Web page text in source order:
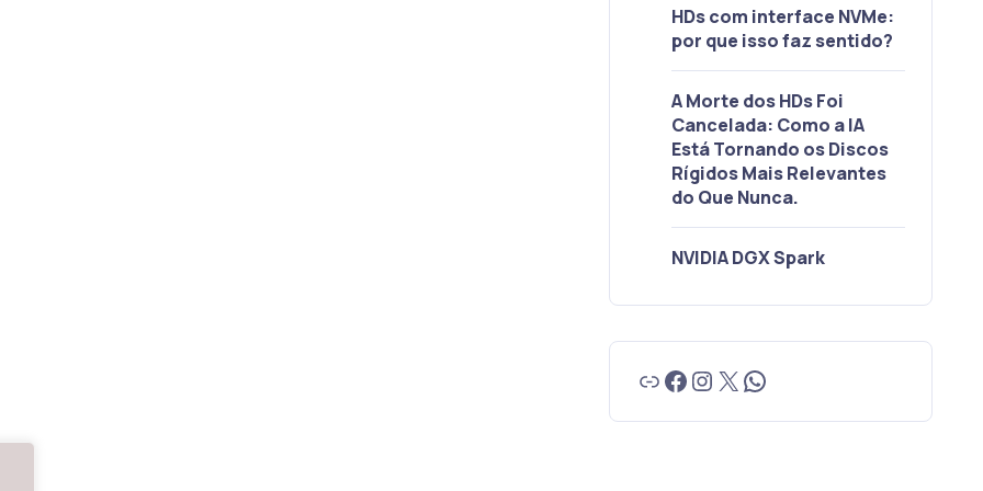
HDs com interface NVMe:
por que isso faz sentido?
A Morte dos HDs Foi
Cancelada: Como a IA
Está Tornando os Discos
Rígidos Mais Relevantes
do Que Nunca.
NVIDIA DGX Spark
LinkFacebook
Instagram
X WhatsApp